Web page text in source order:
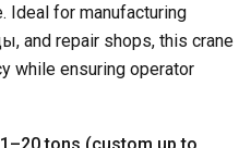
. Ideal for manufacturing
and repair shops, this crane
while ensuring operator
1 –20 tons (custom up to